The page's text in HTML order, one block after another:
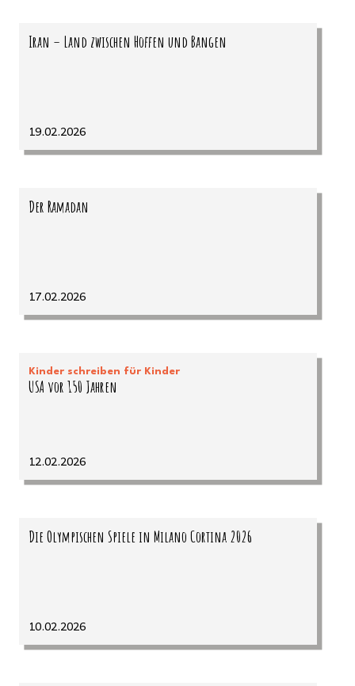
Iran – Land zwischen Hoffen und Bangen
19.02.2026
Der Ramadan
17.02.2026
Kinder schreiben für Kinder
USA vor 150 Jahren
12.02.2026
Die Olympischen Spiele in Milano Cortina 2026
10.02.2026